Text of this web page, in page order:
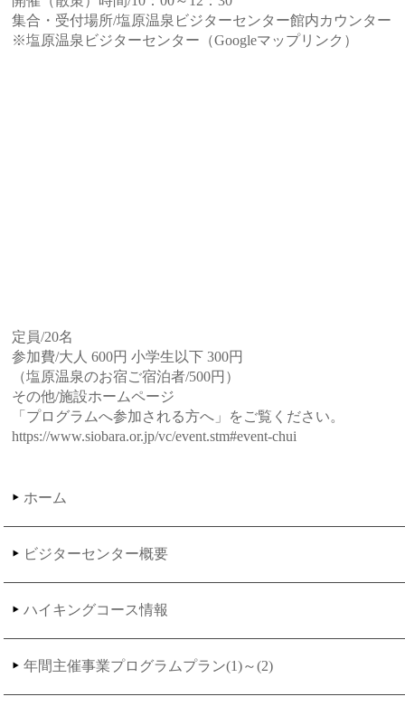
集合・受付場所/塩原温泉ビジターセンター館内カウンター
※塩原温泉ビジターセンター（Googleマップリンク）
定員/20名
参加費/大人 600円 小学生以下 300円
（塩原温泉のお宿ご宿泊者/500円）
その他/施設ホームページ
「プログラムへ参加される方へ」をご覧ください。
https://www.siobara.or.jp/vc/event.stm#event-chui
ホーム
ビジターセンター概要
ハイキングコース情報
年間主催事業プログラムプラン(1)～(2)